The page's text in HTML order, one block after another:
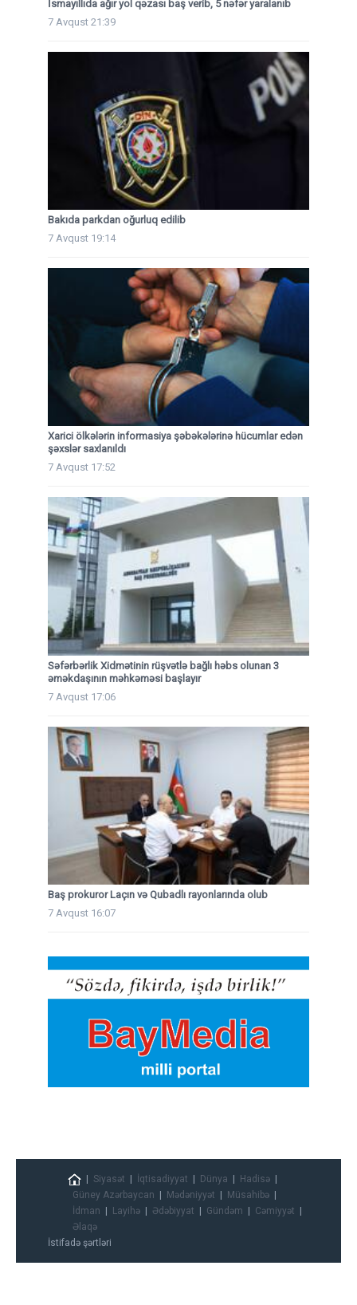
İsmayıllıda ağır yol qəzası baş verib, 5 nəfər yaralanıb
7 Avqust 21:39
Bakıda parkdan oğurluq edilib
7 Avqust 19:14
Xarici ölkələrin informasiya şəbəkələrinə hücumlar edən
şəxslər saxlanıldı
7 Avqust 17:52
Səfərbərlik Xidmətinin rüşvətlə bağlı həbs olunan 3
əməkdaşının məhkəməsi başlayır
7 Avqust 17:06
Baş prokuror Laçın və Qubadlı rayonlarında olub
7 Avqust 16:07
Siyasət İqtisadiyyat Dünya
Hadisə
Güney Azərbaycan
Mədəniyyət
Müsahibə
İdman
Layihə Ədəbiyyat Gündəm
Cəmiyyət
Əlaqə
İstifadə şərtləri